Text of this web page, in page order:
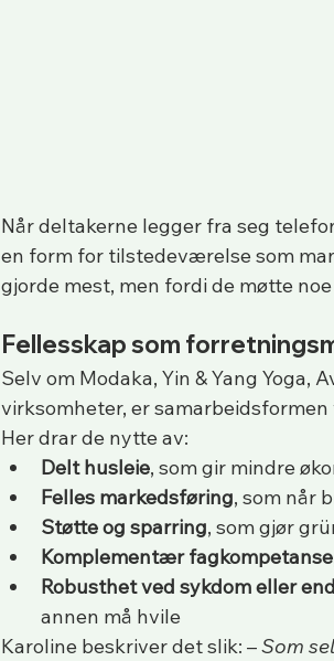
Når deltakerne legger fra seg
en form for tilstedeværelse som
gjorde mest, men fordi de møtte noe
Fellesskap som
Selv om Modaka, Yin & Yang Yoga,
virksomheter, er
Her drar de nytte av:
Delt husleie, som gir mindre
Felles markedsføring, som når
Støtte og sparring, som gjør
Komplementær fagkompetanse
Robusthet ved sykdom eller
annen må hvile
Karoline beskriver det slik: – Som